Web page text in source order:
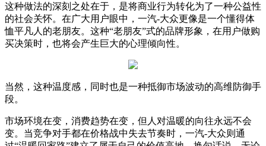
这种做法的深刻之处在于，是将商业行为转化为了一种公益性
的社会关怀。在广大用户眼中，一汽-大众更像是一个懂得体
恤平凡人的老朋友。这种“老朋友”式的品牌形象，在用户做购
买决策时，也将会产生巨大的心理倾向性。
当然，这种温度感，同时也是一种抵御市场波动的高维防御手
段。
市场环境在变，消费趋势在变，但人对温暖的向往永远不会
变。当竞争对手都在价格战中失去节奏时，一汽-大众则通